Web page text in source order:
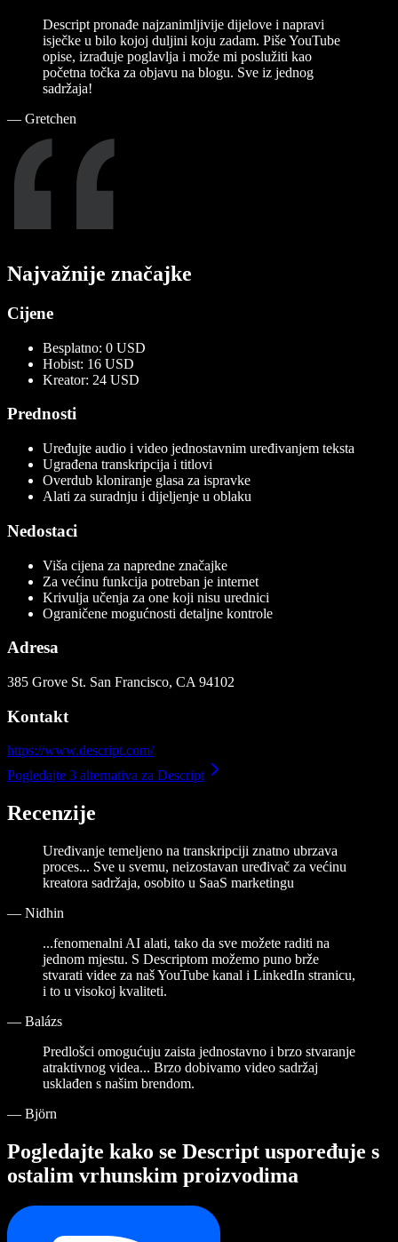
Descript pronađe najzanimljivije dijelove i napravi
isječke u bilo kojoj duljini koju zadam. Piše YouTube
opise, izrađuje poglavlja i može mi poslužiti kao
početna točka za objavu na blogu. Sve iz jednog
sadržaja!
— Gretchen
Najvažnije značajke
Cijene
Besplatno: 0 USD
Hobist: 16 USD
Kreator: 24 USD
Prednosti
Uređujte audio i video jednostavnim uređivanjem teksta
Ugrađena transkripcija i titlovi
Overdub kloniranje glasa za ispravke
Alati za suradnju i dijeljenje u oblaku
Nedostaci
Viša cijena za napredne značajke
Za većinu funkcija potreban je internet
Krivulja učenja za one koji nisu urednici
Ograničene mogućnosti detaljne kontrole
Adresa
385 Grove St. San Francisco, CA 94102
Kontakt
https://www.descript.com/
Pogledajte 3 alternativa za Descript
Recenzije
Uređivanje temeljeno na transkripciji znatno ubrzava
proces... Sve u svemu, neizostavan uređivač za većinu
kreatora sadržaja, osobito u SaaS marketingu
— Nidhin
...fenomenalni AI alati, tako da sve možete raditi na
jednom mjestu. S Descriptom možemo puno brže
stvarati videe za naš YouTube kanal i LinkedIn stranicu,
i to u visokoj kvaliteti.
— Balázs
Predlošci omogućuju zaista jednostavno i brzo stvaranje
atraktivnog videa... Brzo dobivamo video sadržaj
usklađen s našim brendom.
— Björn
Pogledajte kako se Descript uspoređuje s
ostalim vrhunskim proizvodima